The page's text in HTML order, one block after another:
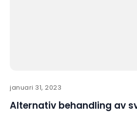
januari 31, 2023
Alternativ behandling av